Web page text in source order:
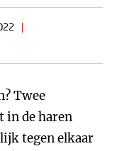
|
Twee
in de haren
tegen elkaar